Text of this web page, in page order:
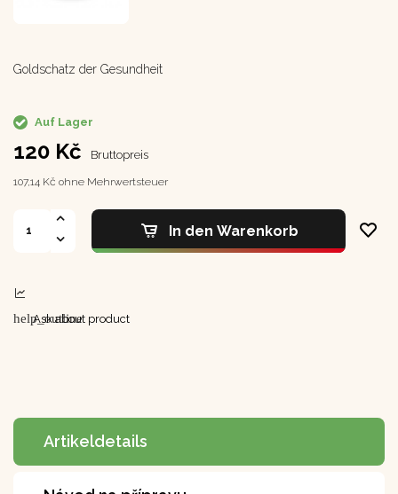
Goldschatz der Gesundheit
Auf Lager
120 Kč Bruttopreis
107,14 Kč ohne Mehrwertsteuer
In den Warenkorb
help_outline
Ask about product
Artikeldetails